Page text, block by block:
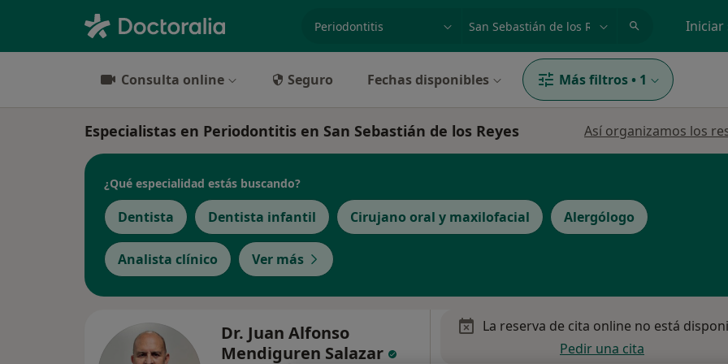
p. ej. Madrid Iniciar
Consulta online Seguro Fechas disponibles Más filtros • 1
Especialistas en Periodontitis en San Sebastián de los Reyes Así organizamos los
¿Qué especialidad estás buscando?
Dentista Dentista infantil Cirujano oral y maxilofacial Alergólogo
Analista clínico Ver más
Dr. Juan Alfonso
Mendiguren Salazar
La reserva de cita online no está
Pedir una cita